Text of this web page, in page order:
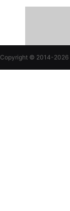
Copyright © 2014-2026